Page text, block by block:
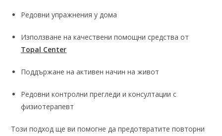
Редовни упражнения у дома
Използване на качествени помощни средства от
Topal Center
Поддържане на активен начин на живот
Редовни контролни прегледи и консултации с
физиотерапевт
Този подход ще ви помогне да предотвратите повторни